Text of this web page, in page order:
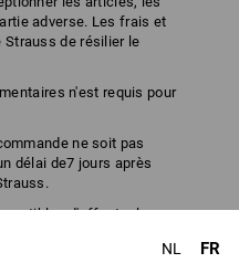
adverse. Les frais et
Strauss de résilier le
n'est requis pour
ne soit pas
délai de7 jours après
d'affecter la
en cas d'accident, de
premières,
NL FR